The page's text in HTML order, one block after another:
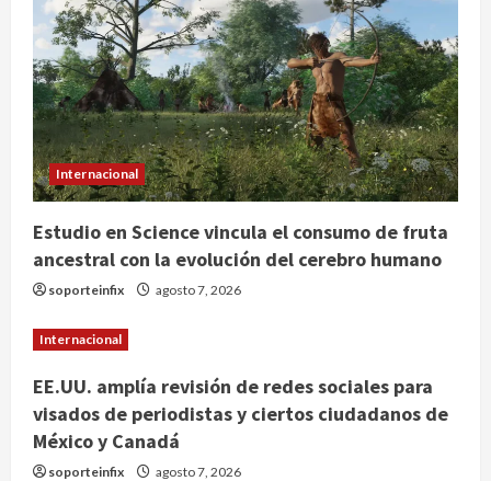
Internacional
Estudio en Science vincula el consumo de fruta
ancestral con la evolución del cerebro humano
soporteinfix agosto 7, 2026
Internacional
EE.UU. amplía revisión de redes sociales para
visados de periodistas y ciertos ciudadanos de
México y Canadá
soporteinfix agosto 7, 2026
2
Lotería Nacional emite billete por
centenario de la Asociación de
Scouts en México
agosto 7, 2026
3
Internacional Portada
Desplome de la IA arrastra a fondos
estrella de Wall Street
Estudio en Science vincula el
agosto 7, 2026
Internacional
EE.UU. amplía revisión de redes
sociales para visados de periodistas